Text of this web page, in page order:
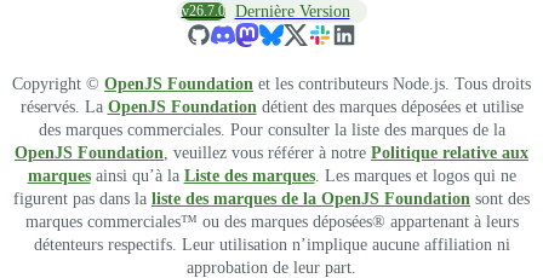
v26.7.0 Dernière Version
Copyright © OpenJS Foundation et les contributeurs Node.js. Tous droits
réservés. La OpenJS Foundation détient des marques déposées et utilise
des marques commerciales. Pour consulter la liste des marques de la
OpenJS Foundation , veuillez vous référer à notre Politique relative aux
marquesainsi qu’à la Liste des marques. Les marques et logos qui ne
figurent pas dans la liste des marques de la OpenJS Foundation sont des
marques commerciales™ ou des marques déposées® appartenant à leurs
détenteurs respectifs. Leur utilisation n’implique aucune affiliation ni
approbation de leur part.